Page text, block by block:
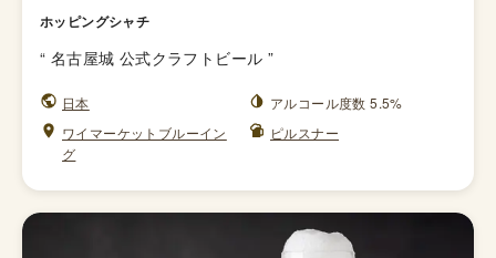
ホッピングシャチ
“ 名古屋城 公式クラフトビール ”
日本
アルコール度数 5.5%
ワイマーケットブルーイン
グ
ピルスナー